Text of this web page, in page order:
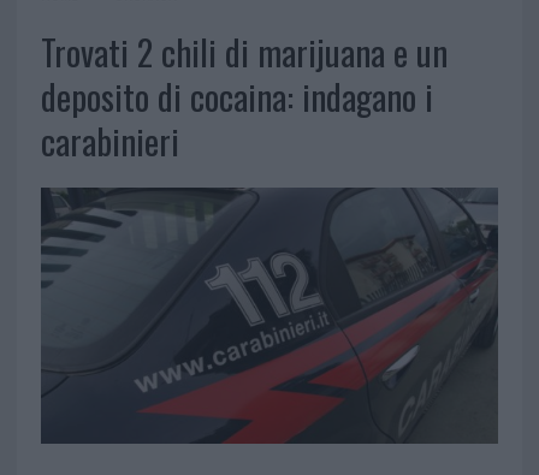
Trovati 2 chili di marijuana e un
deposito di cocaina: indagano i
carabinieri